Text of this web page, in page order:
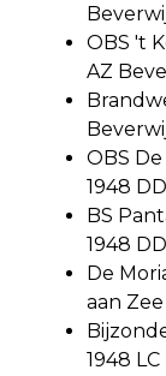
OBS 't
AZ
OBS
1948
BS
1948
De
aan Zee
1948